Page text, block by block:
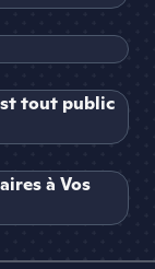
tout public
à Vos